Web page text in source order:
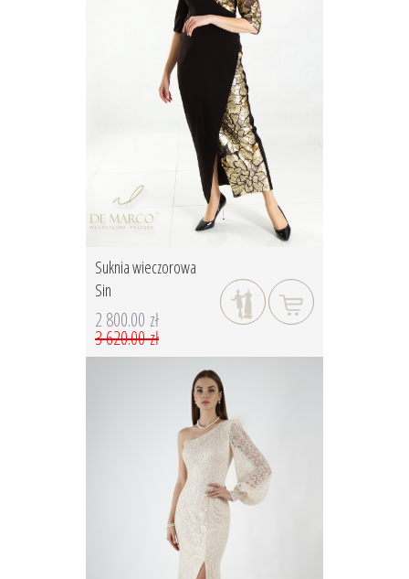
Suknia wieczorowa
Sin
2 800.00 zł
3 620.00 zł